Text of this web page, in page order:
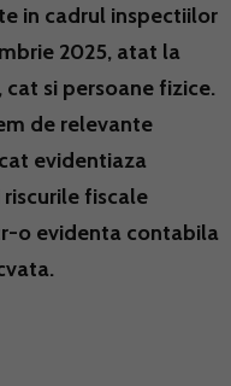
in cadrul inspectiilor
2025, atat la
si persoane fizice.
de relevante
evidentiaza
fiscale
o evidenta contabila